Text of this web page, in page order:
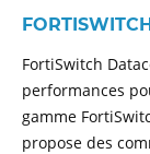
FortiSwitch
performances
gamme
propose des